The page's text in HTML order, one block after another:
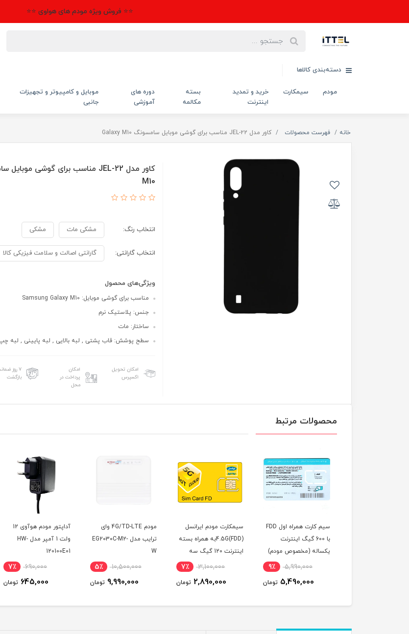
⭐⭐ فروش ویژه مودم های هواوی ⭐⭐
دسته‌بندی کالاها
مودم سیمکارت
خرید و تمدید
اینترنت
بسته
مکالمه
دوره های
آموزشی
موبایل و کامپیوتر و تجهیزات
جانبی
خانه فهرست محصولات کاور مدل JEL-22 مناسب برای گوشی موبایل سامسونگ Galaxy M10
M10
انتخاب رنگ: مشکی مات مشکی
انتخاب گارانتی: گارانتی اصالت و سلامت فیزیکی کالا
ویژگی‌های محصول
مناسب برای گوشی موبایل: Samsung Galaxy M10
جنس: پلاستیک نرم
ساختار: مات
سطح پوشش: قاب پشتی , لبه بالایی , لبه پایینی , لبه
امکان تحویل
اکسپرس
امکان
پرداخت در
محل
۷ روز
بازگشت
محصولات مرتبط
سیم کارت همراه اول FDD
با 600 گیگ اینترنت
یکساله (مخصوص مودم)
5,990,000 9٪
5,490,000 تومان
سیمکارت مودم ایرانسل
4.5G(FDD)به همراه بسته
اینترنت 120 گیگ سه
ماهه (مخصوص مودم )
3,100,000 7٪
2,890,000 تومان
مودم 4G/TD-LTE وای
ترایب مدل EG2030C-M2-
W
10,500,000 5٪
9,990,000 تومان
آداپتور مودم هوآوی 12
ولت 1 آمپر مدل HW-
120100E01
690,000 7٪
645,000 تومان